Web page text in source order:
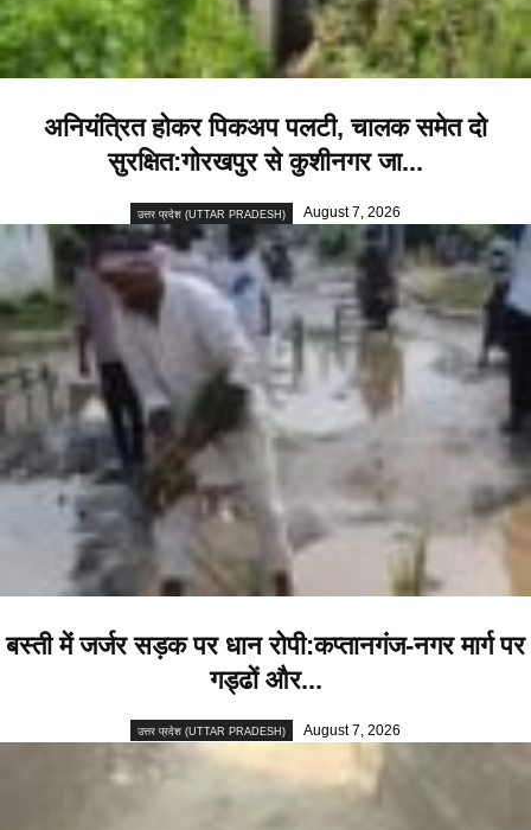
अनियंत्रित होकर पिकअप पलटी, चालक समेत दो
सुरक्षित:गोरखपुर से कुशीनगर जा...
उत्तर प्रदेश (UTTAR PRADESH) August 7, 2026
बस्ती में जर्जर सड़क पर धान रोपी:कप्तानगंज-नगर मार्ग पर
गड्ढों और...
उत्तर प्रदेश (UTTAR PRADESH) August 7, 2026